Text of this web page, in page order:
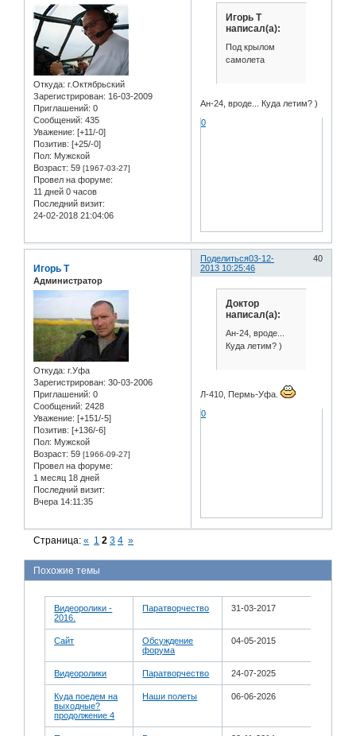
Откуда: г.Октябрьский
Зарегистрирован: 16-03-2009
Приглашений: 0
Сообщений: 435
Уважение: [+11/-0]
Позитив: [+25/-0]
Пол: Мужской
Возраст: 59 [1967-03-27]
Провел на форуме:
11 дней 0 часов
Последний визит:
24-02-2018 21:04:06
Игорь Т
написал(а):
Под крылом
самолета
Ан-24, вроде... Куда летим? )
0
Поделиться 40
03-12-
2013 10:25:46
Игорь Т
Администратор
Откуда: г.Уфа
Зарегистрирован: 30-03-2006
Приглашений: 0
Сообщений: 2428
Уважение: [+151/-5]
Позитив: [+136/-6]
Пол: Мужской
Возраст: 59 [1966-09-27]
Провел на форуме:
1 месяц 18 дней
Последний визит:
Вчера 14:11:35
Доктор
написал(а):
Ан-24, вроде...
Куда летим? )
Л-410, Пермь-Уфа.
0
Страница:« 1 2 3 4 »
Похожие темы
Видеоролики -
2016.
Паратворчество 31-03-2017
Сайт
Обсуждение
форума
04-05-2015
Видеоролики Паратворчество 24-07-2025
Куда поедем на
выходные?
продолжение 4
Наши полеты 06-06-2026